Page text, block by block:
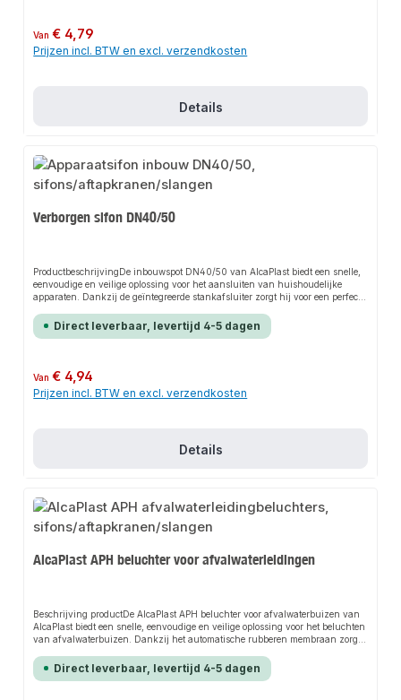
wasmachineRobuust ontwerp voor lange
levensduurToepassingsgebiedenSpoelbakkenSpoelunitsHuishoudelijke
apparaataansluitingenProductgegevensMateriaal: Hoogwaardige
Normale prijs:
Van€ 4,79
Prijzen incl. BTW en excl. verzendkosten
Details
Verborgen sifon DN40/50
ProductbeschrijvingDe inbouwspot DN40/50 van AlcaPlast biedt een snelle,
eenvoudige en veilige oplossing voor het aansluiten van huishoudelijke
apparaten. Dankzij de geïntegreerde stankafsluiter zorgt hij voor een perfecte
Het robuuste ontwerp en de eenvoudige installatie maken van dit product een
betrouwbare keuze voor elke installatie.KenmerkenGeïntegreerde
levensduurToepassingsgebiedenAansluiting van vaatwassersAansluiting
van wasmachinesAansluiting van condensdrogersAansluiting van
warmtepompdrogersProductgegevensMateriaal: Hoogwaardig kunststof en
Direct leverbaar, levertijd 4-5 dagen
Normale prijs:
Van€ 4,94
Prijzen incl. BTW en excl. verzendkosten
Details
AlcaPlast APH beluchter voor afvalwaterleidingen
Beschrijving productDe AlcaPlast APH beluchter voor afvalwaterbuizen van
AlcaPlast biedt een snelle, eenvoudige en veilige oplossing voor het beluchten
van afvalwaterbuizen. Dankzij het automatische rubberen membraan zorgt
pijpdiameters aan. Het robuuste ontwerp en de eenvoudige installatie maken
dit product een betrouwbare keuze voor elke
Direct leverbaar, levertijd 4-5 dagen